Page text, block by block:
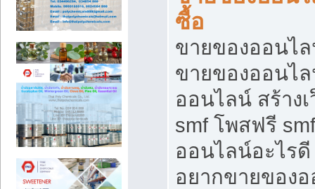
ซื้อ
ขายของออนไล
ขายของออนไ
ออนไลน์ สร้าง
smf โพสฟรี
ออนไลน์อะไร
อยากขายของ